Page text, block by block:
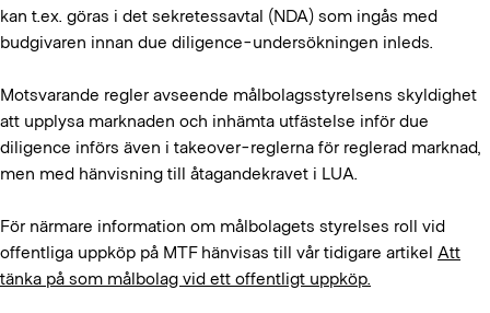
kan t.ex. göras i det sekretessavtal (NDA) som ingås med
budgivaren innan due diligence-undersökningen inleds.
Motsvarande regler avseende målbolagsstyrelsens skyldighet
att upplysa marknaden och inhämta utfästelse inför due
diligence införs även i takeover-reglerna för reglerad marknad,
men med hänvisning till åtagandekravet i LUA.
För närmare information om målbolagets styrelses roll vid
offentliga uppköp på MTF hänvisas till vår tidigare artikel Att
tänka på som målbolag vid ett offentligt uppköp.